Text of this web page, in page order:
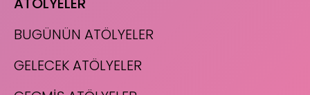
BUGÜNÜN ATÖLYELER
GELECEK ATÖLYELER